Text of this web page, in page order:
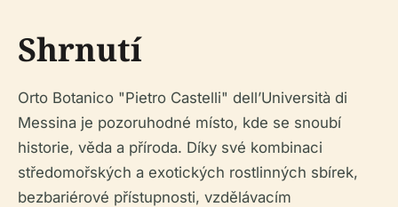
Shrnutí
Orto Botanico "Pietro Castelli" dell’Università di
Messina je pozoruhodné místo, kde se snoubí
historie, věda a příroda. Díky své kombinaci
středomořských a exotických rostlinných sbírek,
bezbariérové přístupnosti, vzdělávacím